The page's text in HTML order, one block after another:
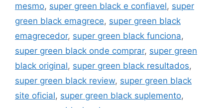
mesmo, super green black e confiavel, super
green black emagrece, super green black
emagrecedor, super green black funciona,
super green black onde comprar, super green
black original, super green black resultados,
super green black review, super green black
site oficial, super green black suplemento,